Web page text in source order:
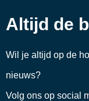
Altijd de
Wil je altijd op de
nieuws?
Volg ons op social